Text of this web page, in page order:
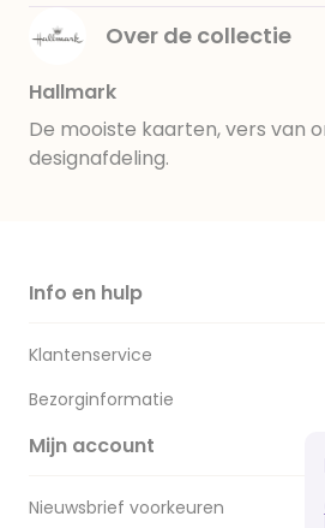
Over de collectie
Hallmark
De mooiste kaarten, vers van
designafdeling.
Info en hulp
Klantenservice
Bezorginformatie
Mijn account
Nieuwsbrief voorkeuren